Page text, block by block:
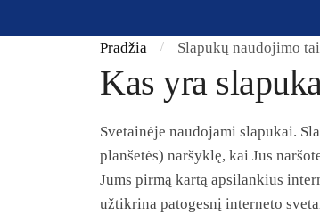
Pradžia / Slapukų naudojimo
Kas yra
Svetainėje naudojami slapukai.
planšetės) naršyklę, kai Jūs
Jums pirmą kartą apsilankius
užtikrina patogesnį interneto